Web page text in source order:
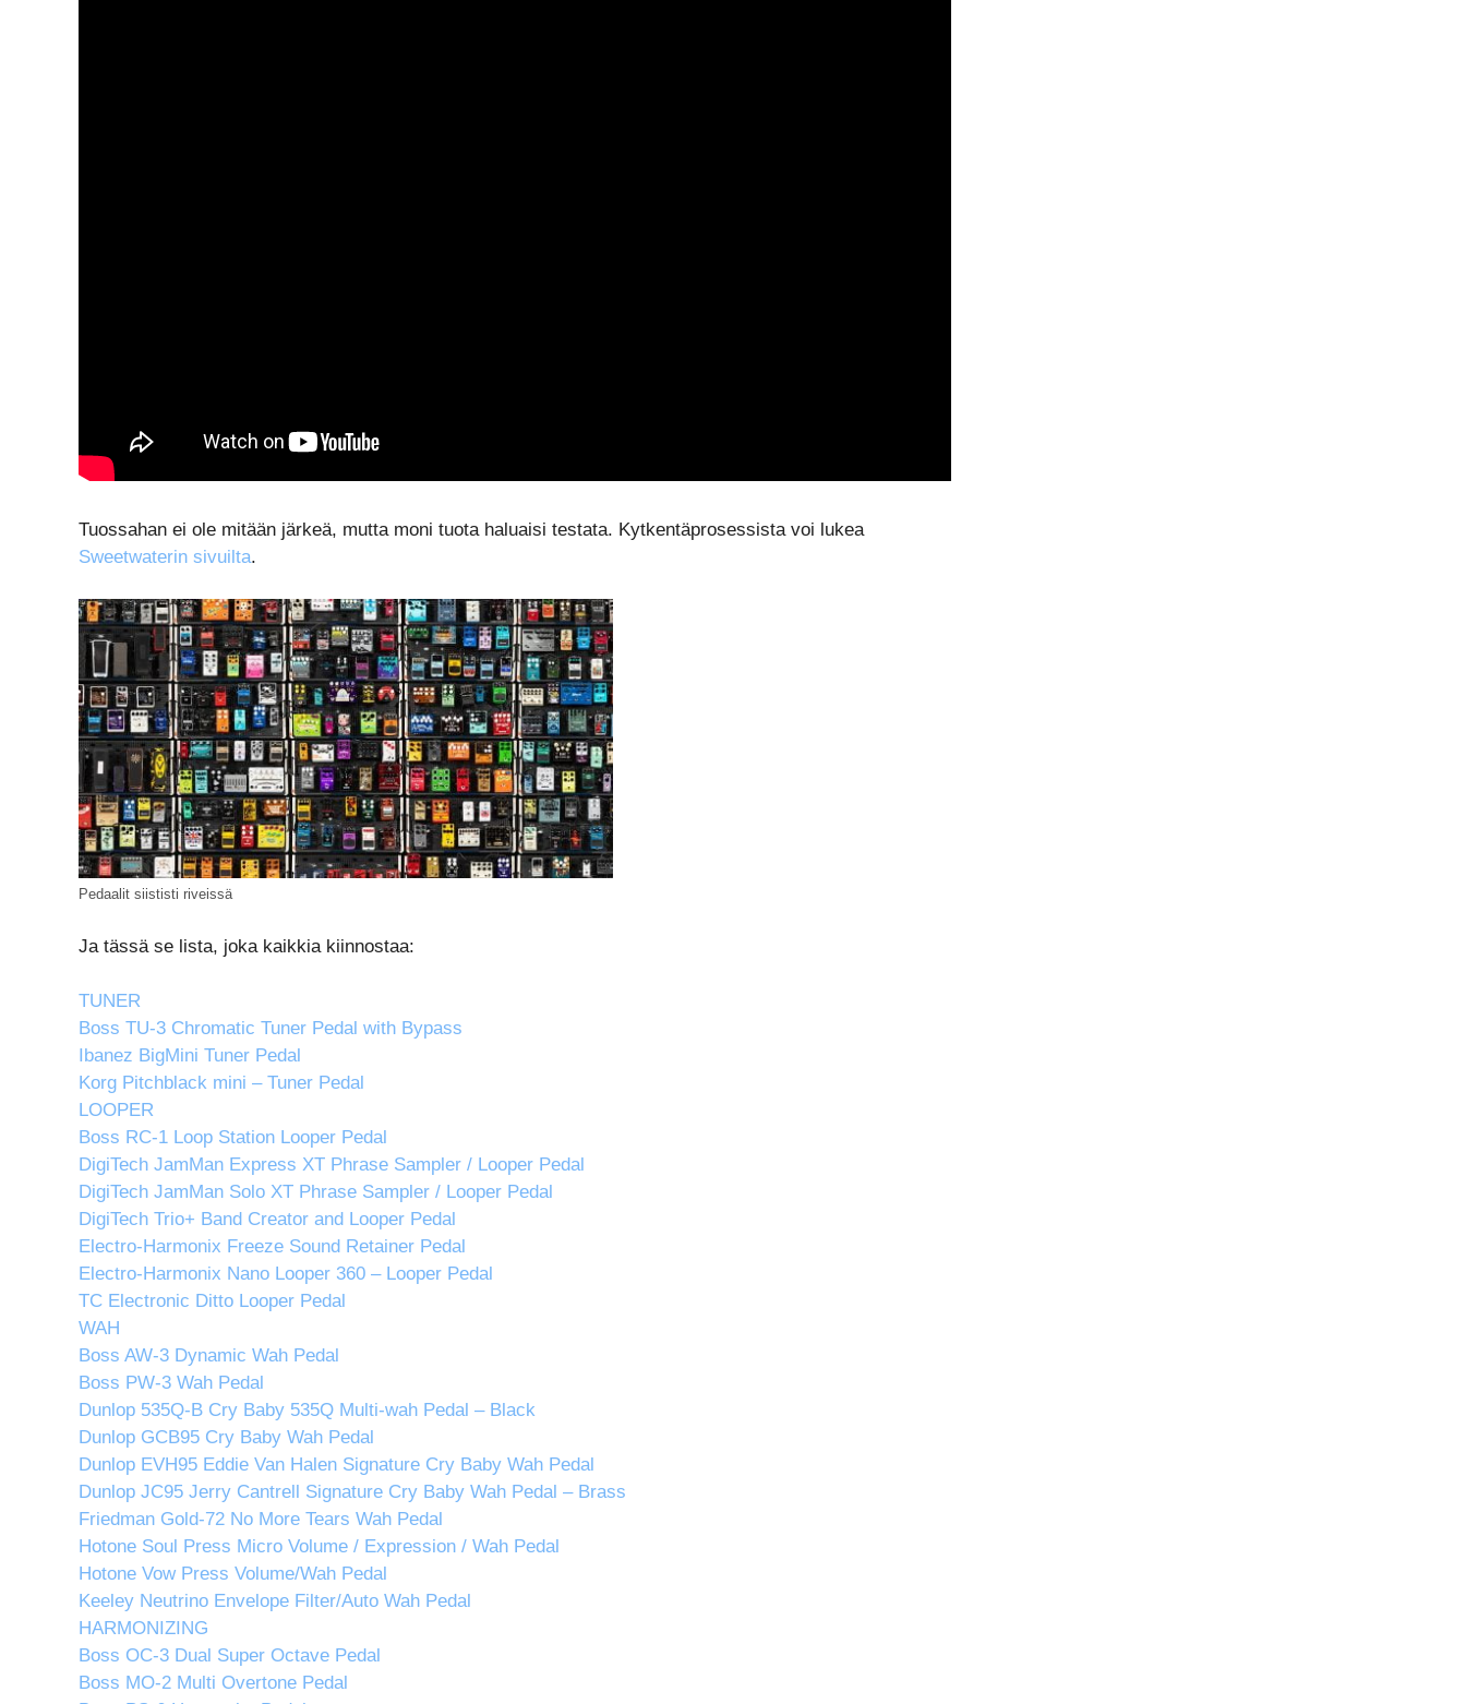
Tuossahan ei ole mitään järkeä, mutta moni tuota haluaisi testata. Kytkentäprosessista voi lukea
Sweetwaterin sivuilta.
Pedaalit siististi riveissä
Ja tässä se lista, joka kaikkia kiinnostaa:
TUNER
Boss TU-3 Chromatic Tuner Pedal with Bypass
Ibanez BigMini Tuner Pedal
Korg Pitchblack mini – Tuner Pedal
LOOPER
Boss RC-1 Loop Station Looper Pedal
DigiTech JamMan Express XT Phrase Sampler / Looper Pedal
DigiTech JamMan Solo XT Phrase Sampler / Looper Pedal
DigiTech Trio+ Band Creator and Looper Pedal
Electro-Harmonix Freeze Sound Retainer Pedal
Electro-Harmonix Nano Looper 360 – Looper Pedal
TC Electronic Ditto Looper Pedal
WAH
Boss AW-3 Dynamic Wah Pedal
Boss PW-3 Wah Pedal
Dunlop 535Q-B Cry Baby 535Q Multi-wah Pedal – Black
Dunlop GCB95 Cry Baby Wah Pedal
Dunlop EVH95 Eddie Van Halen Signature Cry Baby Wah Pedal
Dunlop JC95 Jerry Cantrell Signature Cry Baby Wah Pedal – Brass
Friedman Gold-72 No More Tears Wah Pedal
Hotone Soul Press Micro Volume / Expression / Wah Pedal
Hotone Vow Press Volume/Wah Pedal
Keeley Neutrino Envelope Filter/Auto Wah Pedal
HARMONIZING
Boss OC-3 Dual Super Octave Pedal
Boss MO-2 Multi Overtone Pedal